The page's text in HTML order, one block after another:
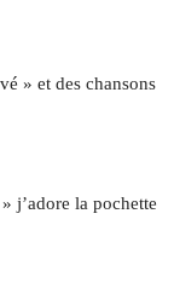
» et des chansons
» j’adore la pochette